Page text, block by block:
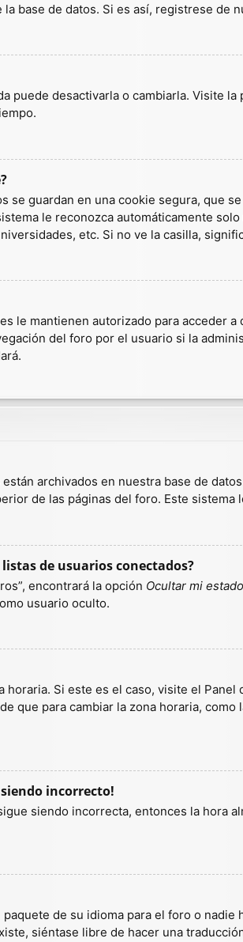
base de datos. Si es así, registrese de
puede desactivarla o cambiarla. Visite
se guardan en una cookie segura, que
le reconozca automáticamente
etc. Si no ve la casilla,
le mantienen autorizado para acceder
del foro por el usuario si la
archivados en nuestra base de
de las páginas del foro. Este
de usuarios conectados?
encontrará la opción Ocultar mi
usuario oculto.
Si este es el caso, visite el
que para cambiar la zona horaria,
incorrecto!
siendo incorrecta, entonces la hora
de su idioma para el foro o
siéntase libre de hacer una